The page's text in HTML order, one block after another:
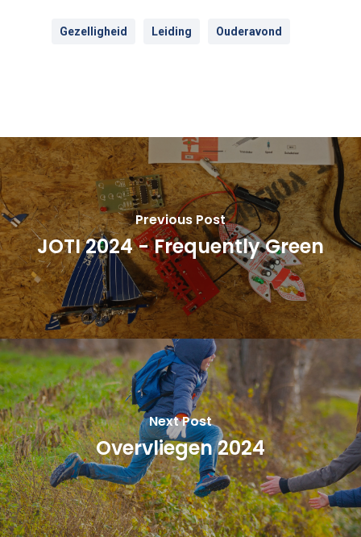
Gezelligheid Leiding Ouderavond
Previous Post
JOTI 2024 - Frequently Green
Next Post
Overvliegen 2024